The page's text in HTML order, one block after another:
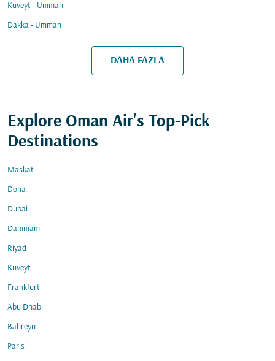
Kuveyt - Umman
Dakka - Umman
DAHA FAZLA
Explore Oman Air's Top-Pick
Destinations
Maskat
Doha
Dubai
Dammam
Riyad
Kuveyt
Frankfurt
Abu Dhabi
Bahreyn
Paris